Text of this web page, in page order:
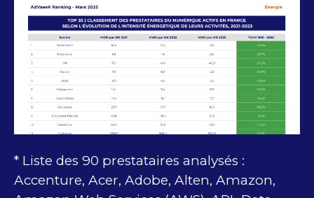
* Liste des 90 prestataires analysés :
Accenture, Acer, Adobe, Alten, Amazon,